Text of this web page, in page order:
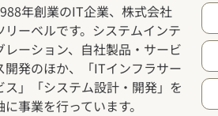
年創業のIT企業、株式会社
リーベルです。システムインテ
レーション、自社製品・サービ
開発のほか、「ITインフラサー
ス」「システム設計・開発」を
に事業を行っています。